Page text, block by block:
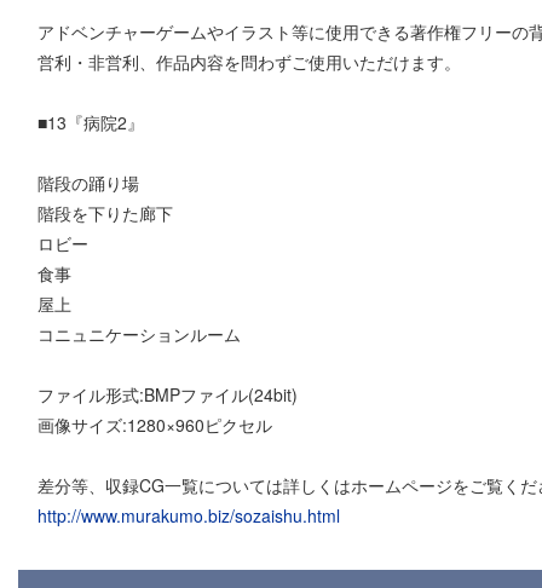
アドベンチャーゲームやイラスト等に使用できる著作権フリーの
営利・非営利、作品内容を問わずご使用いただけます。
■13『病院2』
階段の踊り場
階段を下りた廊下
ロビー
食事
屋上
コニュニケーションルーム
ファイル形式:BMPファイル(24bit)
画像サイズ:1280×960ピクセル
差分等、収録CG一覧については詳しくはホームページをご覧く
http://www.murakumo.biz/sozaishu.html